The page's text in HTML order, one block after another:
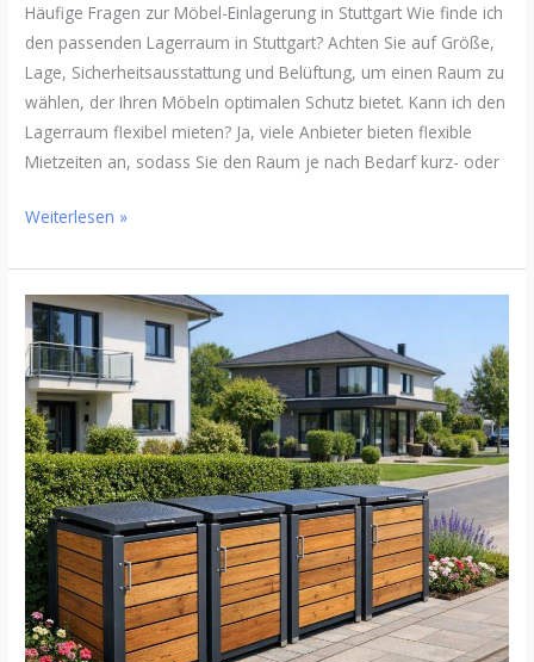
Häufige Fragen zur Möbel-Einlagerung in Stuttgart Wie finde ich
den passenden Lagerraum in Stuttgart? Achten Sie auf Größe,
Lage, Sicherheitsausstattung und Belüftung, um einen Raum zu
wählen, der Ihren Möbeln optimalen Schutz bietet. Kann ich den
Lagerraum flexibel mieten? Ja, viele Anbieter bieten flexible
Mietzeiten an, sodass Sie den Raum je nach Bedarf kurz- oder
Weiterlesen »
Nie
wieder
Chaos
am
Straßenrand:
So
gelingt
Ordnung
bei
der
Müllentsorgung